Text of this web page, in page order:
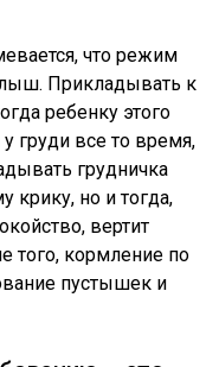
что режим
Прикладывать к
ребенку этого
груди все то время,
грудничка
крику, но и тогда,
вертит
того, кормление по
пустышек и